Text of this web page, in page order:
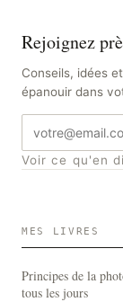
Rejoignez
Conseils, idées
épanouir dans
Adresse
e-
mail
Voir ce qu'en
MES LIVRES
Principes de la
tous les jours